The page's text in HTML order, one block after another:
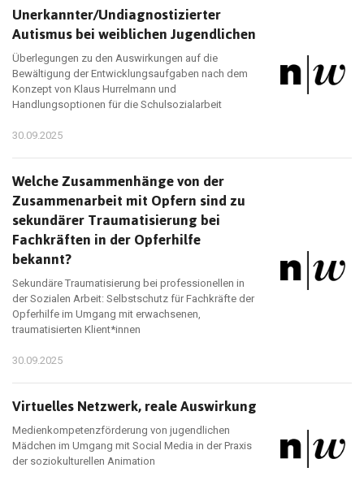
Unerkannter/Undiagnostizierter
Autismus bei weiblichen Jugendlichen
Überlegungen zu den Auswirkungen auf die
Bewältigung der Entwicklungsaufgaben nach dem
Konzept von Klaus Hurrelmann und
Handlungsoptionen für die Schulsozialarbeit
30.09.2025
Welche Zusammenhänge von der
Zusammenarbeit mit Opfern sind zu
sekundärer Traumatisierung bei
Fachkräften in der Opferhilfe
bekannt?
Sekundäre Traumatisierung bei professionellen in
der Sozialen Arbeit: Selbstschutz für Fachkräfte der
Opferhilfe im Umgang mit erwachsenen,
traumatisierten Klient*innen
30.09.2025
Virtuelles Netzwerk, reale Auswirkung
Medienkompetenzförderung von jugendlichen
Mädchen im Umgang mit Social Media in der Praxis
der soziokulturellen Animation